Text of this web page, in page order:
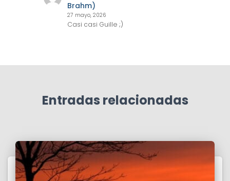
Brahm)
27 mayo, 2026
Casi casi Guille ;)
Entradas relacionadas